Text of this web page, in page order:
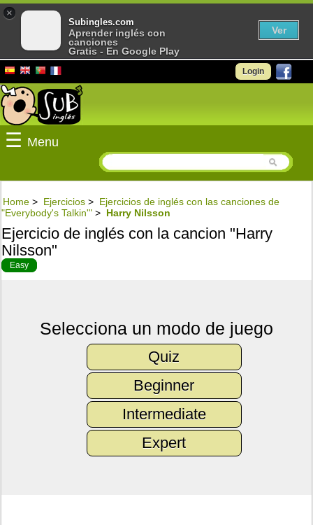
Login
☰ Menu
Home > Ejercicios > Ejercicios de inglés con las canciones de
"Everybody's Talkin'" > Harry Nilsson
Ejercicio de inglés con la cancion "Harry
Nilsson"
Easy
Selecciona un modo de juego
Quiz
Beginner
Intermediate
Expert
×
Subingles.com
Aprender inglés con
canciones
Gratis - En Google Play
Ver